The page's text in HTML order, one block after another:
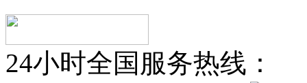
24小时全国服务热线：